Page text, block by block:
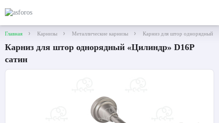
Главная Карнизы Металлические карнизы Карниз для штор однорядный
Карниз для штор однорядный «Цилиндр» D16Р
сатин